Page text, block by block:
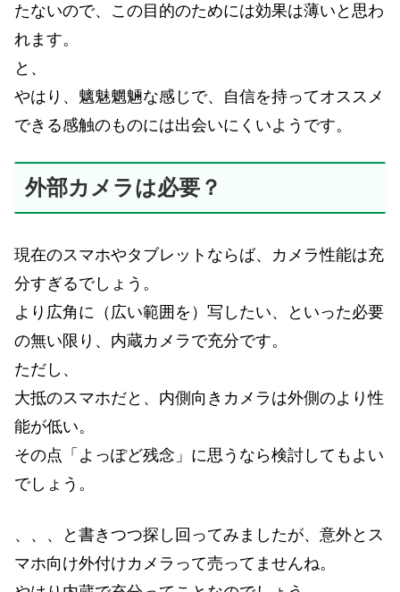
たないので、この目的のためには効果は薄いと思わ
れます。
と、
やはり、魑魅魍魎な感じで、自信を持ってオススメ
できる感触のものには出会いにくいようです。
外部カメラは必要？
現在のスマホやタブレットならば、カメラ性能は充
分すぎるでしょう。
より広角に（広い範囲を）写したい、といった必要
の無い限り、内蔵カメラで充分です。
ただし、
大抵のスマホだと、内側向きカメラは外側のより性
能が低い。
その点「よっぽど残念」に思うなら検討してもよい
でしょう。
、、、と書きつつ探し回ってみましたが、意外とス
マホ向け外付けカメラって売ってませんね。